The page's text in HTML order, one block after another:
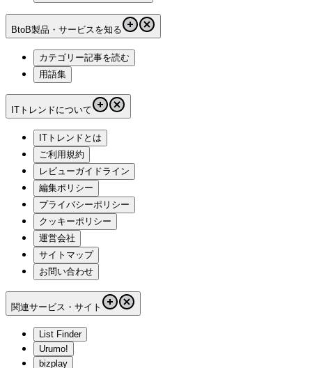
BtoB製品・サービスを知る
カテゴリー記事を読む
用語集
ITトレンドについて
ITトレンドとは
ご利用規約
レビューガイドライン
編集ポリシー
プライバシーポリシー
クッキーポリシー
運営会社
サイトマップ
お問い合わせ
関連サービス・サイト
List Finder
Urumo!
bizplay